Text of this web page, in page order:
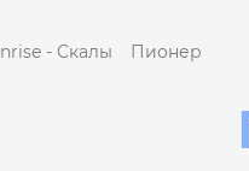
- Скалы Пионер